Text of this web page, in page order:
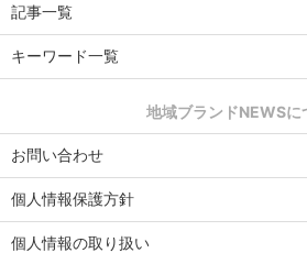
記事一覧
キーワード一覧
地域ブランドNEWSに
お問い合わせ
個人情報保護方針
個人情報の取り扱い